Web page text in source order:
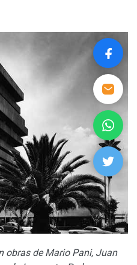
obras de Mario Pani, Juan